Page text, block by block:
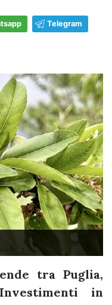
Telegram
tra Puglia,
in